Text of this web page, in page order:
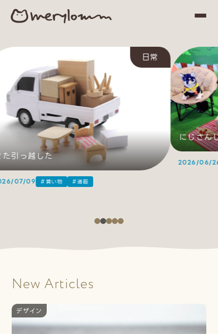
Home
Articles
Category & Tag
日常
た引っ越した
07/09 #買い物 #通販
にじさん
2026/06/
New Articles
デザイン